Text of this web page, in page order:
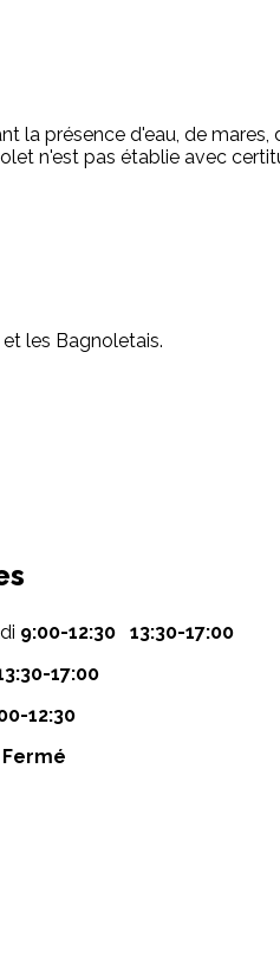
la présence d'eau, de
n'est pas établie avec
les Bagnoletais.
9:00-12:30 13:30-17:00
17:00
12:30
Fermé